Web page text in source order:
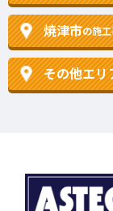
焼津市の施
その他エリ